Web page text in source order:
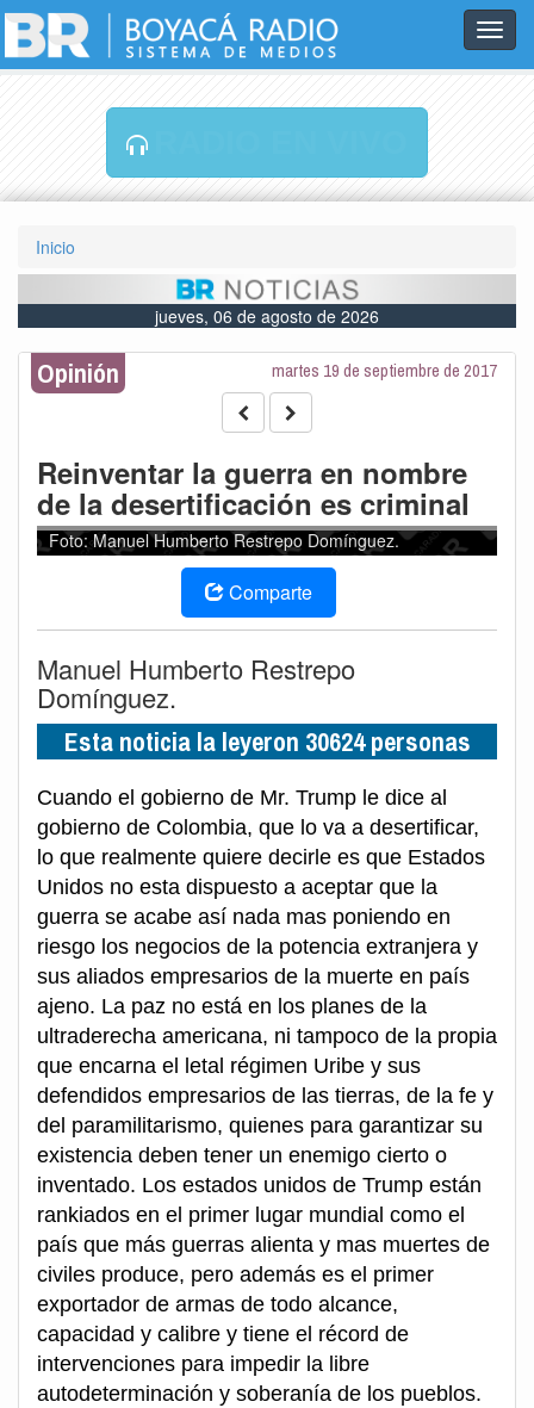
Inicio
jueves, 06 de agosto de 2026
Opinión martes 19 de septiembre de 2017
Reinventar la guerra en nombre
de la desertificación es criminal
Foto: Manuel Humberto Restrepo Domínguez.
Comparte
Manuel Humberto Restrepo
Domínguez.
Esta noticia la leyeron 30624 personas
Cuando el gobierno de Mr. Trump le dice al
gobierno de Colombia, que lo va a desertificar,
lo que realmente quiere decirle es que Estados
Unidos no esta dispuesto a aceptar que la
guerra se acabe así nada mas poniendo en
riesgo los negocios de la potencia extranjera y
sus aliados empresarios de la muerte en país
ajeno. La paz no está en los planes de la
ultraderecha americana, ni tampoco de la propia
que encarna el letal régimen Uribe y sus
defendidos empresarios de las tierras, de la fe y
del paramilitarismo, quienes para garantizar su
existencia deben tener un enemigo cierto o
inventado. Los estados unidos de Trump están
rankiados en el primer lugar mundial como el
país que más guerras alienta y mas muertes de
civiles produce, pero además es el primer
exportador de armas de todo alcance,
capacidad y calibre y tiene el récord de
intervenciones para impedir la libre
autodeterminación y soberanía de los pueblos.